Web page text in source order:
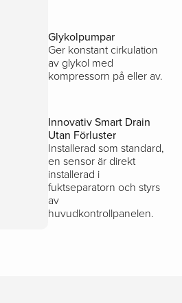
Glykolpumpar
Ger konstant cirkulation
av glykol med
kompressorn på eller av.
Innovativ Smart Drain
Utan Förluster
Installerad som standard,
en sensor är direkt
installerad i
fuktseparatorn och styrs
av
huvudkontrollpanelen.